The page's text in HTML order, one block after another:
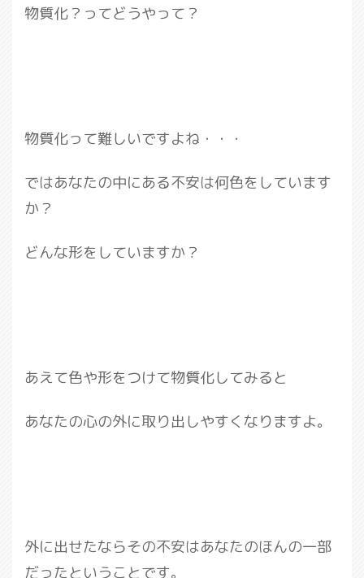
物質化？ってどうやって？
物質化って難しいですよね・・・
ではあなたの中にある不安は何色をしています
か？
どんな形をしていますか？
あえて色や形をつけて物質化してみると
あなたの心の外に取り出しやすくなりますよ。
外に出せたならその不安はあなたのほんの一部
だったということです。